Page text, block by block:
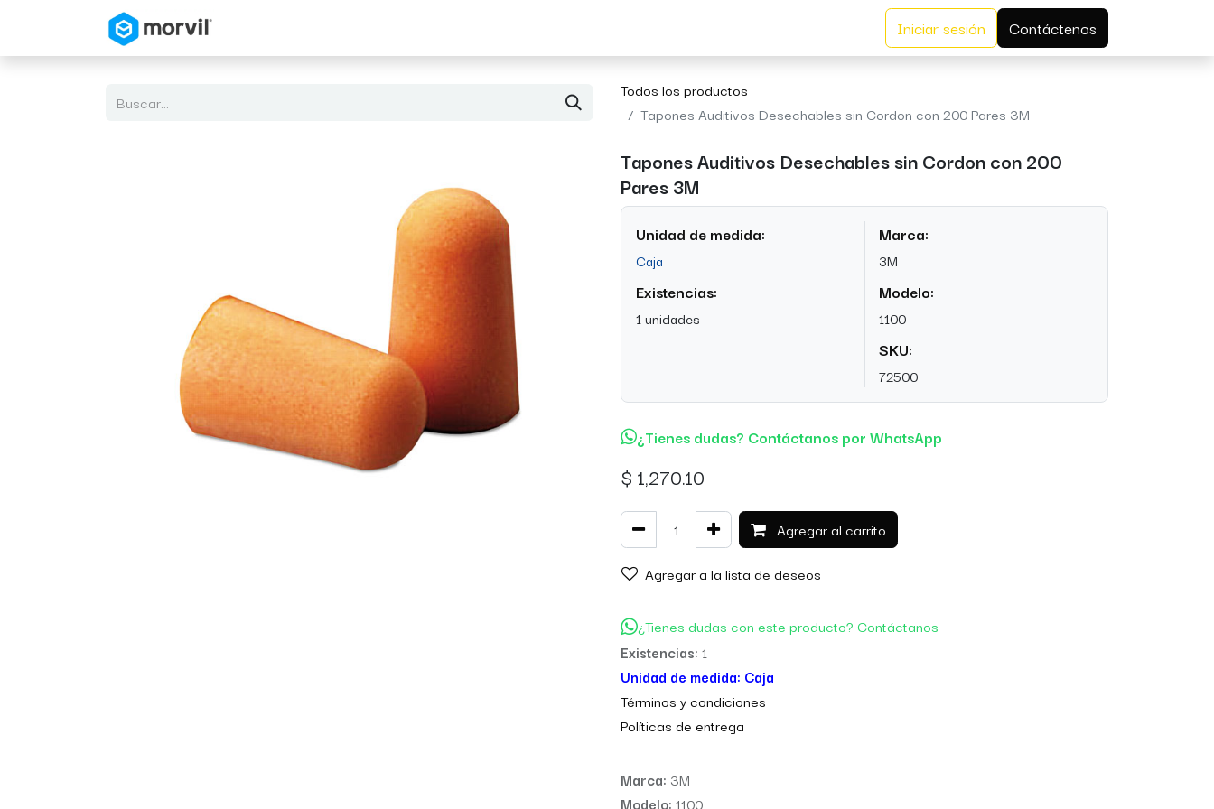
Iniciar sesión Contáctenos
Todos los productos
Tapones Auditivos Desechables sin Cordon con 200 Pares 3M
Tapones Auditivos Desechables sin Cordon con 200
Pares 3M
Unidad de medida:
Caja
Existencias:
1 unidades
Marca:
3M
Modelo:
1100
SKU:
72500
¿Tienes dudas? Contáctanos por WhatsApp
$ 1,270.10
Agregar al carrito
Agregar a la lista de deseos
¿Tienes dudas con este producto? Contáctanos
Existencias: 1
Unidad de medida: Caja
Términos y condiciones
Políticas de entrega
Marca: 3M
Modelo: 1100